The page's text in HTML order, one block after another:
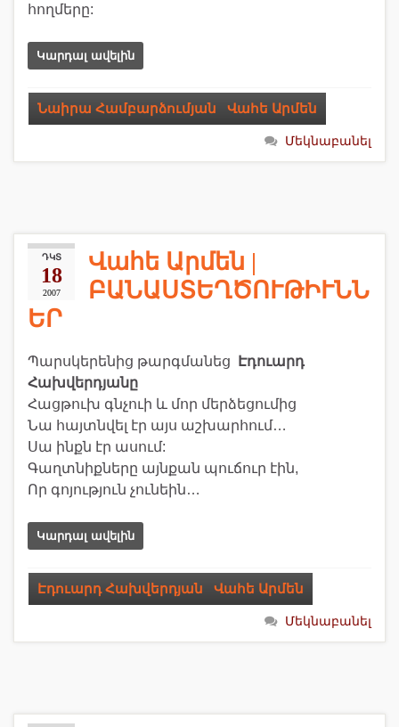
հողմերը:
Կարդալ ավելին
Նաիրա Համբարձումյան Վահե Արմեն
Մեկնաբանել
ԴԿՏ
18
2007
Վահե Արմեն |
ԲԱՆԱՍՏԵՂԾՈՒԹԻՒՆՆ
ԵՐ
Պարսկերենից թարգմանեց
Էդուարդ
Հախվերդյանը
Հացթուխ գնչուի և մոր մերձեցումից
Նա հայտնվել էր այս աշխարհում…
Սա ինքն էր ասում:
Գաղտնիքները այնքան պուճուր էին,
Որ գոյություն չունեին…
Կարդալ ավելին
Էդուարդ Հախվերդյան Վահե Արմեն
Մեկնաբանել